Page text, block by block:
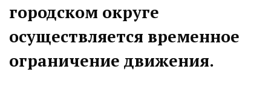
городском округе
осуществляется временное
ограничение движения.